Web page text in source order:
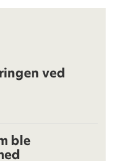
ved
ble